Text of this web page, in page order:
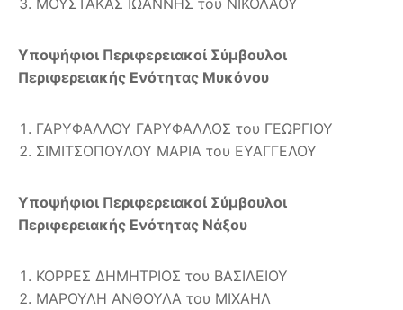
Υποψήφιοι Περιφερειακοί Σύμβουλοι
Περιφερειακής Ενότητας Μυκόνου
ΓΑΡΥΦΑΛΛΟΥ ΓΑΡΥΦΑΛΛΟΣ του ΓΕΩΡΓΙΟΥ
ΣΙΜΙΤΣΟΠΟΥΛΟΥ ΜΑΡΙΑ του ΕΥΑΓΓΕΛΟΥ
Υποψήφιοι Περιφερειακοί Σύμβουλοι
Περιφερειακής Ενότητας Νάξου
ΚΟΡΡΕΣ ΔΗΜΗΤΡΙΟΣ του ΒΑΣΙΛΕΙΟΥ
ΜΑΡΟΥΛΗ ΑΝΘΟΥΛΑ του ΜΙΧΑΗΛ